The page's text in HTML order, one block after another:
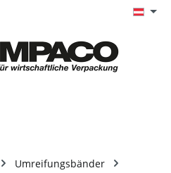
Umreifungsbänder